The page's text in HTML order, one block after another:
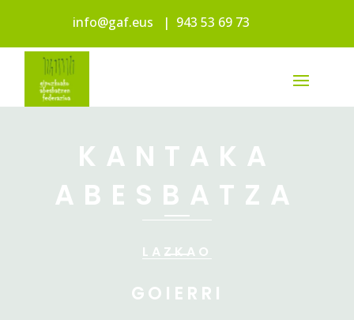
info@gaf.eus | 943 53 69 73
KANTAKA
ABESBATZA
LAZKAO
GOIERRI